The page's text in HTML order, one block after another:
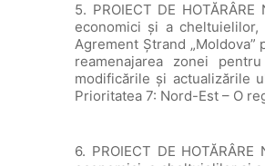
5. PROIECT DE
economici și a
Agrement Ștrand „Moldova”
reamenajarea zonei
modificările și actualizările
Prioritatea 7: Nord-Est – O
6. PROIECT DE